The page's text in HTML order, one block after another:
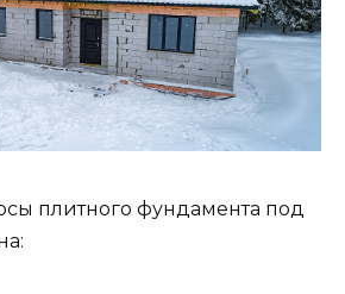
плитного фундамента под